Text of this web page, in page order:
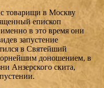
товарищи в Москву
епископ
в это время они
запустение
в Святейший
доношением, в
Анзерского скита,